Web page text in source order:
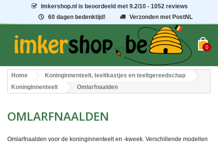
Imkershop.nl is beoordeeld met9.2/10 - 1052 reviews
60 dagen bedenktijd!
Verzonden met PostNL
0
Home
Koninginnenteelt, teeltkastjes en teeltgereedschap
Koninginnenteelt
Omlarfnaalden
OMLARFNAALDEN
Omlarfnaalden voor de koninginnenteelt en -kweek. Verschillende modellen